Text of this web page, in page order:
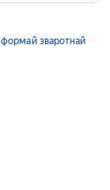
формай зваротнай